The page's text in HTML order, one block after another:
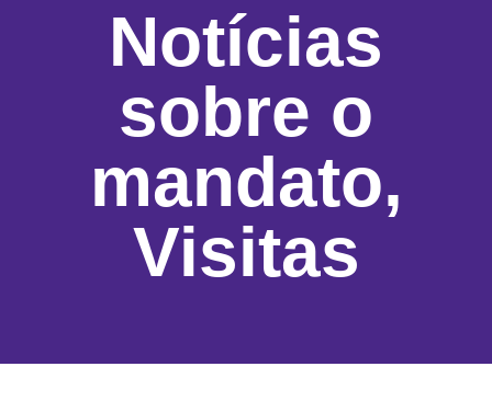
Notícias
sobre o
mandato,
Visitas